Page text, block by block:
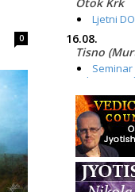
0
Ljetni
16.08.
Tisno
otkrivanje
20.08.
Online
– otvoreno
21.08.